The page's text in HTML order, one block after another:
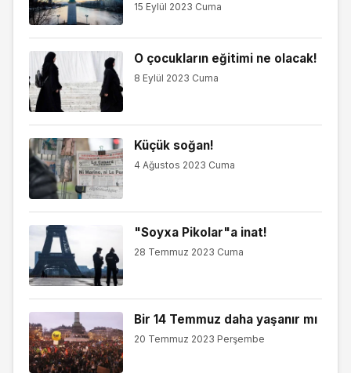
15 Eylül 2023 Cuma
O çocukların eğitimi ne olacak!
8 Eylül 2023 Cuma
Küçük soğan!
4 Ağustos 2023 Cuma
"Soyxa Pikolar"a inat!
28 Temmuz 2023 Cuma
Bir 14 Temmuz daha yaşanır mı
20 Temmuz 2023 Perşembe